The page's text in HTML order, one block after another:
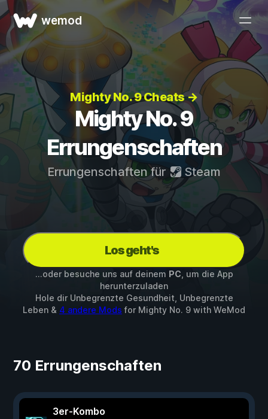
wemod
Mighty No. 9 Cheats →
Mighty No. 9
Errungenschaften
Errungenschaften für Steam
Los geht's
...oder besuche uns auf deinem PC , um die App
herunterzuladen
Hole dir Unbegrenzte Gesundheit, Unbegrenzte
Leben & 4 andere Mods for Mighty No. 9 with WeMod
70 Errungenschaften
3er-Kombo